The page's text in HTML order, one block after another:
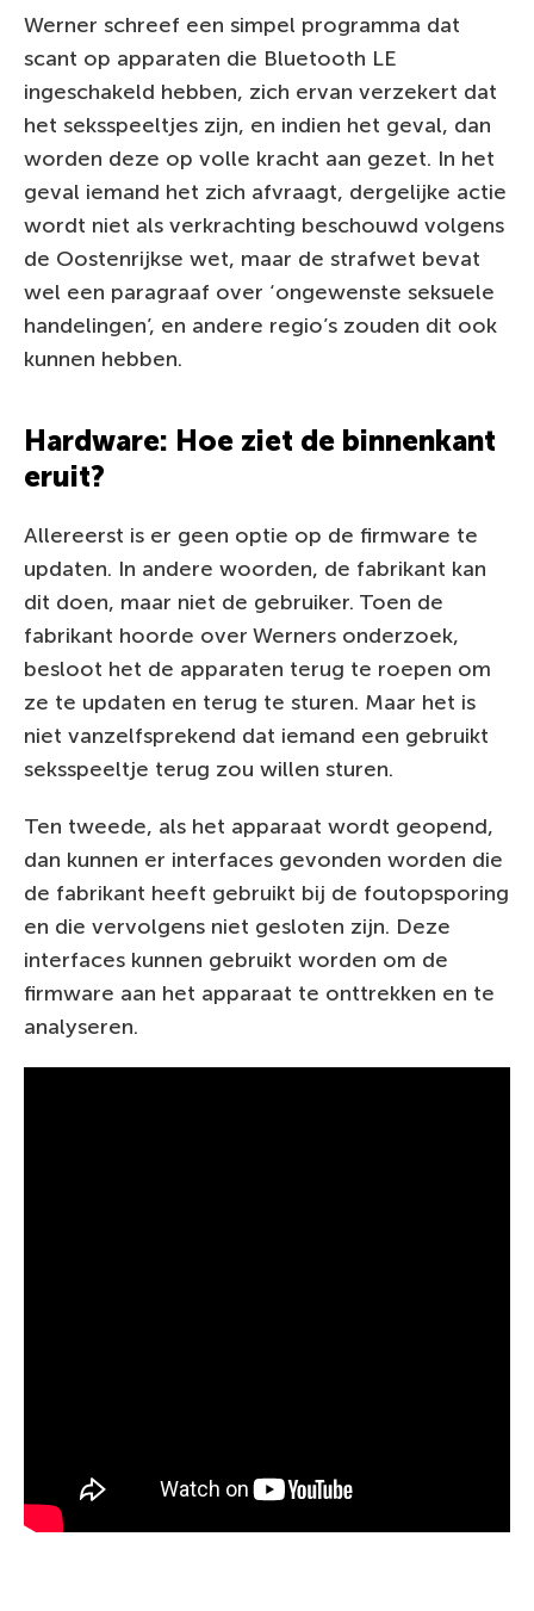
Werner schreef een simpel programma dat
scant op apparaten die Bluetooth LE
ingeschakeld hebben, zich ervan verzekert dat
het seksspeeltjes zijn, en indien het geval, dan
worden deze op volle kracht aan gezet. In het
geval iemand het zich afvraagt, dergelijke actie
wordt niet als verkrachting beschouwd volgens
de Oostenrijkse wet, maar de strafwet bevat
wel een paragraaf over ‘ongewenste seksuele
handelingen’, en andere regio’s zouden dit ook
kunnen hebben.
Hardware: Hoe ziet de binnenkant
eruit?
Allereerst is er geen optie op de firmware te
updaten. In andere woorden, de fabrikant kan
dit doen, maar niet de gebruiker. Toen de
fabrikant hoorde over Werners onderzoek,
besloot het de apparaten terug te roepen om
ze te updaten en terug te sturen. Maar het is
niet vanzelfsprekend dat iemand een gebruikt
seksspeeltje terug zou willen sturen.
Ten tweede, als het apparaat wordt geopend,
dan kunnen er interfaces gevonden worden die
de fabrikant heeft gebruikt bij de foutopsporing
en die vervolgens niet gesloten zijn. Deze
interfaces kunnen gebruikt worden om de
firmware aan het apparaat te onttrekken en te
analyseren.